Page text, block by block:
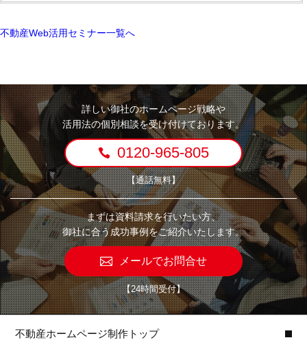
不動産Web活用セミナー一覧へ
詳しい御社のホームページ戦略や
活用法の個別相談を受け付けております。
0120-965-805
【通話無料】
まずは資料請求を行いたい方、
御社に合う成功事例をご紹介いたします。
メールでお問合せ
【24時間受付】
不動産ホームページ制作トップ